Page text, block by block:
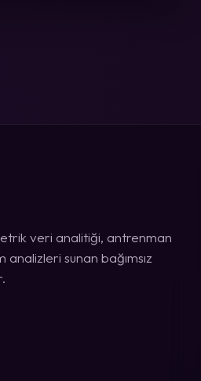
veri analitiği, antrenman
sunan bağımsız